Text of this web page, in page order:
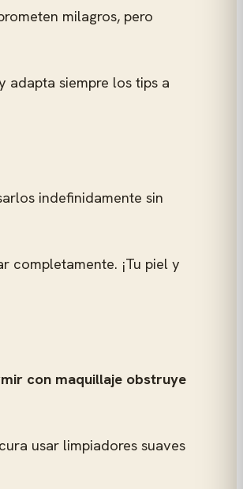
milagros, pero
adapta siempre los tips a
indefinidamente sin
completamente. ¡Tu piel y
con maquillaje obstruye
usar limpiadores suaves